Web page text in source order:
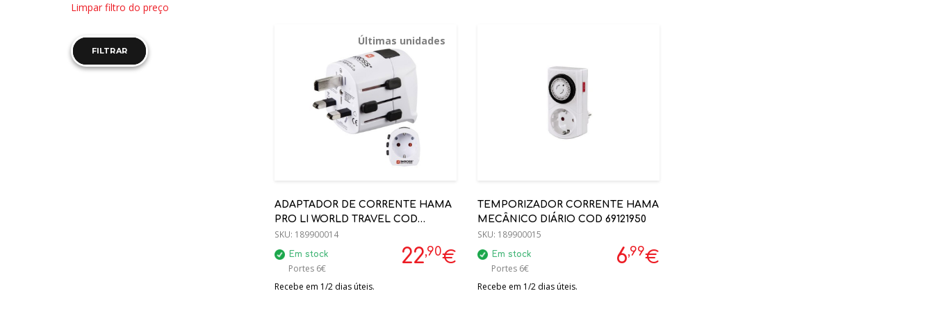
Limpar filtro do preço
FILTRAR
Últimas unidades
ADAPTADOR DE CORRENTE HAMA
PRO LI WORLD TRAVEL COD
00137382
22,90€
SKU: 189900014
Em stock
Portes 6€
Recebe em 1/2 dias úteis.
TEMPORIZADOR CORRENTE HAMA
MECÂNICO DIÁRIO COD 69121950
6,99€
SKU: 189900015
Em stock
Portes 6€
Recebe em 1/2 dias úteis.